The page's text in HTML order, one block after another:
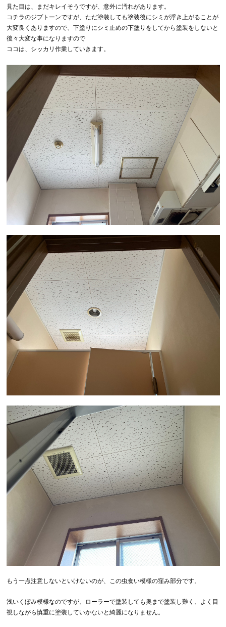
見た目は、まだキレイそうですが、意外に汚れがあります。
コチラのジプトーンですが、ただ塗装しても塗装後にシミが浮き上がることが
大変良くありますので、下塗りにシミ止めの下塗りをしてから塗装をしないと
後々大変な事になりますので
ココは、シッカリ作業していきます。
もう一点注意しないといけないのが、この虫食い模様の窪み部分です。
浅いくぼみ模様なのですが、ローラーで塗装しても奥まで塗装し難く、よく目
視しながら慎重に塗装していかないと綺麗になりません。